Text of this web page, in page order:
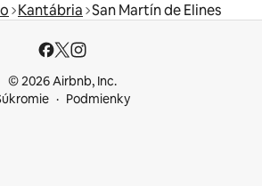
Kantábria San Martín de Elines
© 2026 Airbnb, Inc.
Podmienky